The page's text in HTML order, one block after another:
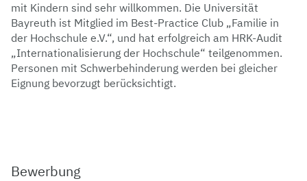
mit Kindern sind sehr willkommen. Die Universität
Bayreuth ist Mitglied im Best-Practice Club „Familie in
der Hochschule e.V.“, und hat erfolgreich am HRK-Audit
„Internationalisierung der Hochschule“ teilgenommen.
Personen mit Schwerbehinderung werden bei gleicher
Eignung bevorzugt berücksichtigt.
Bewerbung